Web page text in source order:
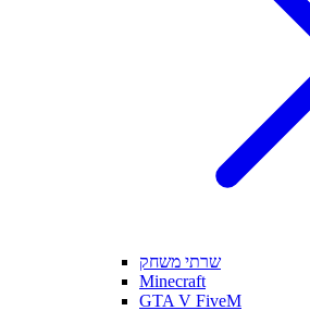
שרתי משחק
Minecraft
GTA V FiveM